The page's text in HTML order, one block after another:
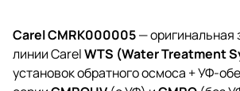
Carel CMRK000005— оригинальная
линии CarelWTS (Water Treatment
установок обратного осмоса + УФ-